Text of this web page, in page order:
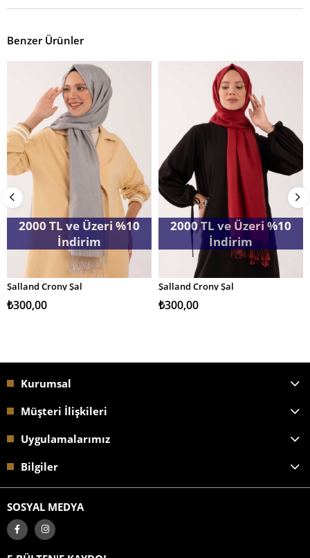
Benzer Ürünler
SEPETE EKLE
Şalland Crony Şal
2000 TL ve Üzeri %10
İndirim
₺300,00
SEPETE EKLE
Şalland Crony Şal
2000 TL ve Üzeri %10
İndirim
₺300,00
Kurumsal
Müşteri İlişkileri
Uygulamalarımız
Bilgiler
SOSYAL MEDYA